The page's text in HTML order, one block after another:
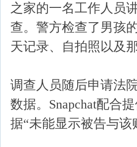
之家的一名工作人员
查。警方检查了男孩
天记录、自拍照以及
调查人员随后申请法
数据。Snapchat配合
据“未能显示被告与